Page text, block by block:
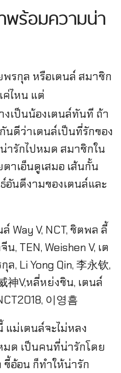
พร้อมความน่า
รกุล หรือเตนล์ สมาชิก
ไหน แต่
เป็นน้องเตนล์ทันที ถ้า
นดีว่าเตนล์เป็นที่รักของ
ารักไปหมด สมาชิกใน
าเอ็นดูเสมอ เส้นกั้น
อันดีงามของเตนล์และ
แม่เตนล์จะไม่หลง
มด เป็นคนที่น่ารักโดย
อ้อน ก็ทำให้น่ารัก